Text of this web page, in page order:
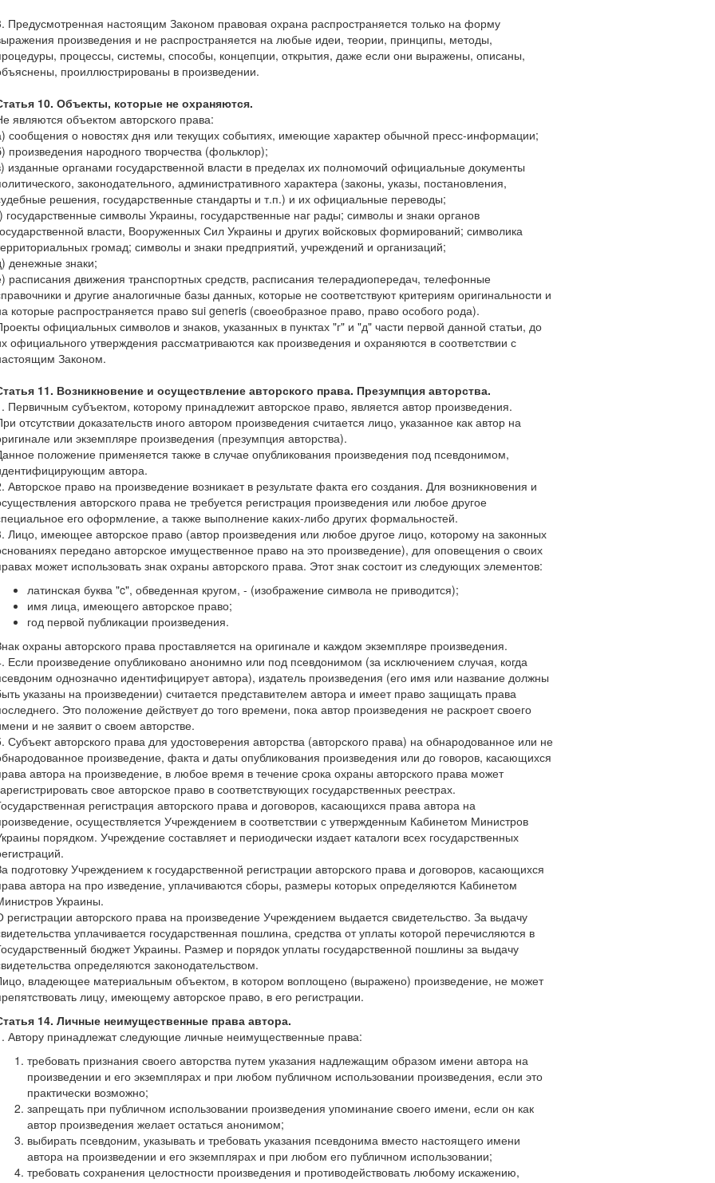
Предусмотренная настоящим Законом правовая охрана распространяется только на форму
произведения и не распространяется на любые идеи, теории, принципы, методы,
процессы, системы, способы, концепции, открытия, даже если они выражены, описаны,
проиллюстрированы в произведении.
10. Объекты, которые не охраняются.
являются объектом авторского права:
сообщения о новостях дня или текущих событиях, имеющие характер обычной пресс-информации;
произведения народного творчества (фольклор);
изданные органами государственной власти в пределах их полномочий официальные документы
законодательного, административного характера (законы, указы, постановления,
решения, государственные стандарты и т.п.) и их официальные переводы;
государственные символы Украины, государственные наг рады; символы и знаки органов
власти, Вооруженных Сил Украины и других войсковых формирований; символика
громад; символы и знаки предприятий, учреждений и организаций;
денежные знаки;
расписания движения транспортных средств, расписания телерадиопередач, телефонные
и другие аналогичные базы данных, которые не соответствуют критериям оригинальности и
которые распространяется право sui generis (своеобразное право, право особого рода).
официальных символов и знаков, указанных в пунктах "г" и "д" части первой данной статьи, до
официального утверждения рассматриваются как произведения и охраняются в соответствии с
Законом.
11. Возникновение и осуществление авторского права. Презумпция авторства.
Первичным субъектом, которому принадлежит авторское право, является автор произведения.
отсутствии доказательств иного автором произведения считается лицо, указанное как автор на
или экземпляре произведения (презумпция авторства).
положение применяется также в случае опубликования произведения под псевдонимом,
автора.
Авторское право на произведение возникает в результате факта его создания. Для возникновения и
авторского права не требуется регистрация произведения или любое другое
его оформление, а также выполнение каких-либо других формальностей.
Лицо, имеющее авторское право (автор произведения или любое другое лицо, которому на законных
передано авторское имущественное право на это произведение), для оповещения о своих
может использовать знак охраны авторского права. Этот знак состоит из следующих элементов:
латинская буква "c", обведенная кругом, - (изображение символа не приводится);
имя лица, имеющего авторское право;
год первой публикации произведения.
охраны авторского права проставляется на оригинале и каждом экземпляре произведения.
Если произведение опубликовано анонимно или под псевдонимом (за исключением случая, когда
однозначно идентифицирует автора), издатель произведения (его имя или название должны
указаны на произведении) считается представителем автора и имеет право защищать права
Это положение действует до того времени, пока автор произведения не раскроет своего
и не заявит о своем авторстве.
Субъект авторского права для удостоверения авторства (авторского права) на обнародованное или не
произведение, факта и даты опубликования произведения или до говоров, касающихся
автора на произведение, в любое время в течение срока охраны авторского права может
свое авторское право в соответствующих государственных реестрах.
регистрация авторского права и договоров, касающихся права автора на
осуществляется Учреждением в соответствии с утвержденным Кабинетом Министров
порядком. Учреждение составляет и периодически издает каталоги всех государственных
подготовку Учреждением к государственной регистрации авторского права и договоров, касающихся
автора на про изведение, уплачиваются сборы, размеры которых определяются Кабинетом
Украины.
регистрации авторского права на произведение Учреждением выдается свидетельство. За выдачу
уплачивается государственная пошлина, средства от уплаты которой перечисляются в
бюджет Украины. Размер и порядок уплаты государственной пошлины за выдачу
определяются законодательством.
владеющее материальным объектом, в котором воплощено (выражено) произведение, не может
лицу, имеющему авторское право, в его регистрации.
14. Личные неимущественные права автора.
Автору принадлежат следующие личные неимущественные права:
требовать признания своего авторства путем указания надлежащим образом имени автора на
произведении и его экземплярах и при любом публичном использовании произведения, если это
практически возможно;
запрещать при публичном использовании произведения упоминание своего имени, если он как
автор произведения желает остаться анонимом;
выбирать псевдоним, указывать и требовать указания псевдонима вместо настоящего имени
автора на произведении и его экземплярах и при любом его публичном использовании;
требовать сохранения целостности произведения и противодействовать любому искажению,